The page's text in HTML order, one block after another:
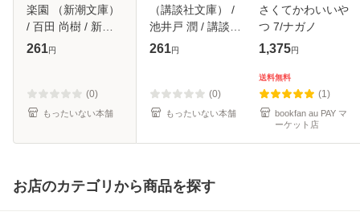
楽園 （新潮文庫）
/ 百田 尚樹 / 新潮
社 [文庫]【メール
261円
(0)
もったいない本舗
（講談社文庫） /
池井戸 潤 / 講談社
[文庫]【メール便送
261円
(0)
もったいない本舗
さくてかわいいや
つ 7/ナガノ
1,375円
送料無料
(1)
bookfan au PAY マ
ーケット店
お店のカテゴリから商品を探す